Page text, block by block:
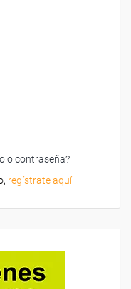
o contraseña?
regístrate aquí